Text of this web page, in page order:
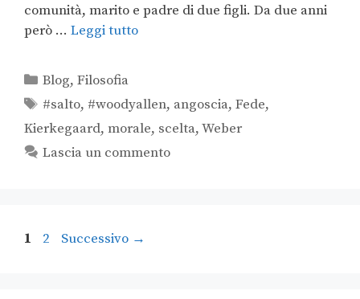
comunità, marito e padre di due figli. Da due anni
però … Leggi tutto
Blog,Filosofia
#salto, #woodyallen, angoscia,Fede,
Kierkegaard, morale, scelta,Weber
Lascia un commento
1 2 Successivo →